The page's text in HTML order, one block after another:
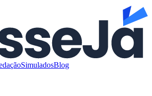
SimuladosBlog